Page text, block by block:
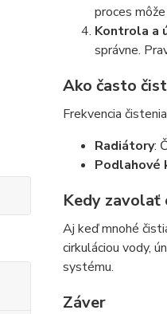
proces
Kontrola a
správne.
Ako často
Frekvencia
Radiátory:
Podlahové
Kedy zavolať
Aj keď mnohé
cirkuláciou vody,
systému.
Záver